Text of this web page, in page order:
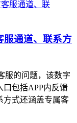
服通道、联系方
服的问题，该数字
口包括APP内反馈
方式还涵盖专属客